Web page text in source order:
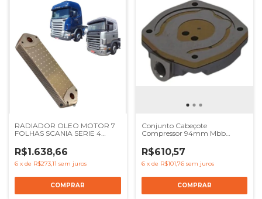
RADIADOR OLEO MOTOR 7
FOLHAS SCANIA SERIE 4
1448933 1543688 1400861
R$1.638,66
6 x de R$273,11 sem juros
Conjunto Cabeçote
Compressor 94mm Mbb
KGM1294
R$610,57
6 x de R$101,76 sem juros